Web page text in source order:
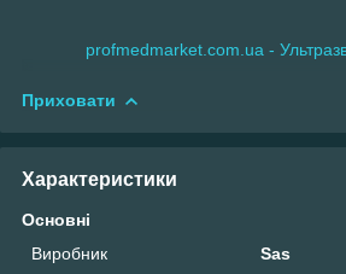
profmedmarket.com.ua -
Приховати
Характеристики
Основні
Виробник
Sas